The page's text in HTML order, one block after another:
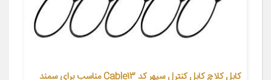
کابل کلاچ کابل کنترل سپهر کد Cable13 مناسب برای سمند